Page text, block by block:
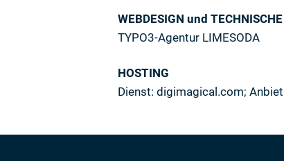
WEBDESIGN und
TYPO3-Agentur LIMESODA
HOSTING
Dienst: digimagical.com;